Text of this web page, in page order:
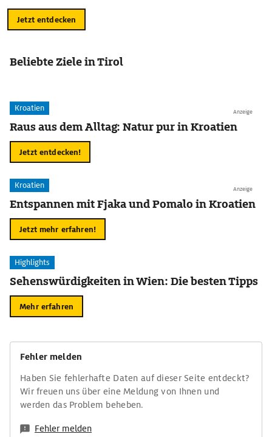
Jetzt entdecken
Beliebte Ziele in Tirol
Anzeige
Kroatien
Raus aus dem Alltag: Natur pur in Kroatien
Jetzt entdecken!
Anzeige
Kroatien
Entspannen mit Fjaka und Pomalo in Kroatien
Jetzt mehr erfahren!
Highlights
Sehenswürdigkeiten in Wien: Die besten Tipps
Mehr erfahren
Fehler melden
Haben Sie fehlerhafte Daten auf dieser Seite entdeckt?
Wir freuen uns über eine Meldung von Ihnen und
werden das Problem beheben.
Fehler melden